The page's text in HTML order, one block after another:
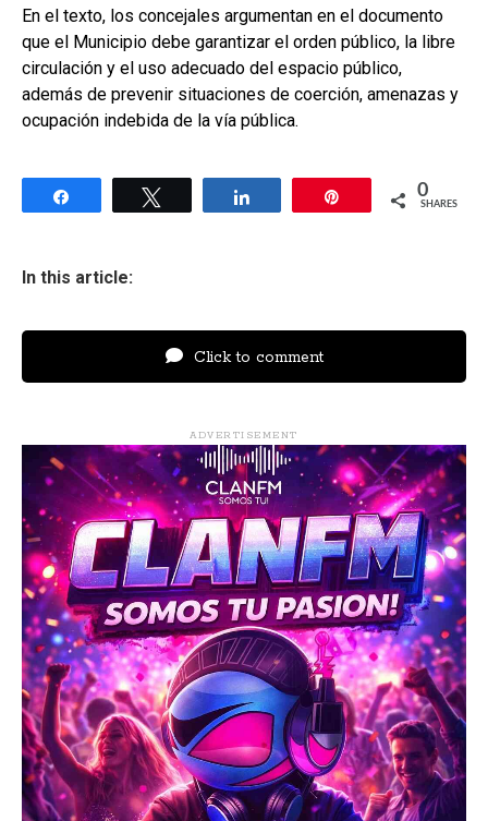
En el texto, los concejales argumentan en el documento
que el Municipio debe garantizar el orden público, la libre
circulación y el uso adecuado del espacio público,
además de prevenir situaciones de coerción, amenazas y
ocupación indebida de la vía pública.
0
SHARES
In this article:
Click to comment
ADVERTISEMENT